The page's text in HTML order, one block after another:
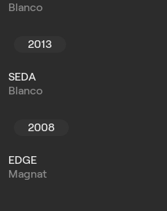
Blanco
2013
SEDA
Blanco
2008
EDGE
Magnat